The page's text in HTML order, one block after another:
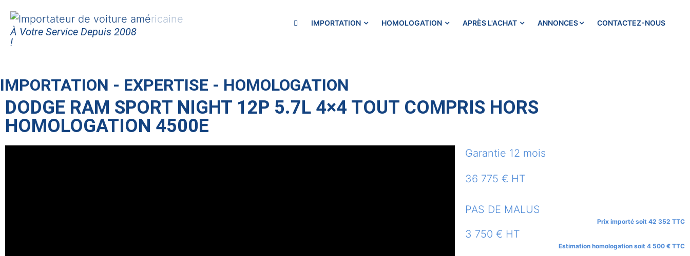
À Votre Service Depuis 2008
!
IMPORTATION HOMOLOGATION APRÈS L'ACHAT ANNONCES CONTACTEZ-NOUS
IMPORTATION - EXPERTISE - HOMOLOGATION
DODGE RAM SPORT NIGHT 12P 5.7L 4×4 TOUT COMPRIS HORS
HOMOLOGATION 4500E
Garantie 12 mois
36 775 € HT
PAS DE MALUS
Prix importé soit 42 352 TTC
3 750 € HT
Estimation homologation soit 4 500 € TTC